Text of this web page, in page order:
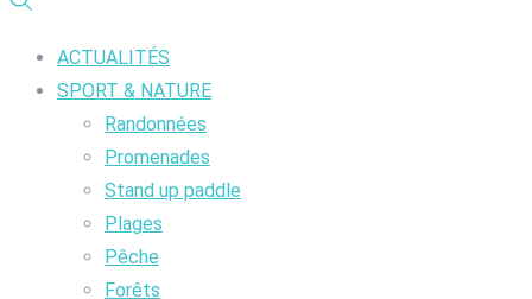
ACTUALITÉS
SPORT & NATURE
Randonnées
Promenades
Stand up paddle
Plages
Pêche
Forêts